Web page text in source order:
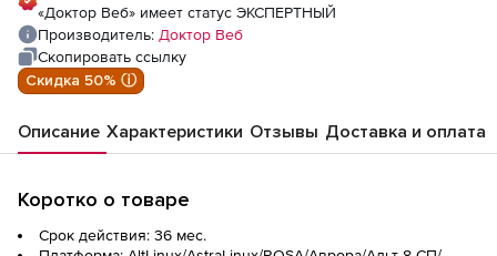
«Доктор Веб» имеет статус ЭКСПЕРТНЫЙ
Производитель: Доктор Веб
Скопировать ссылку
Скидка 50% ⓘ
Описание Характеристики Отзывы Доставка и оплата
Коротко о товаре
Срок действия: 36 мес.